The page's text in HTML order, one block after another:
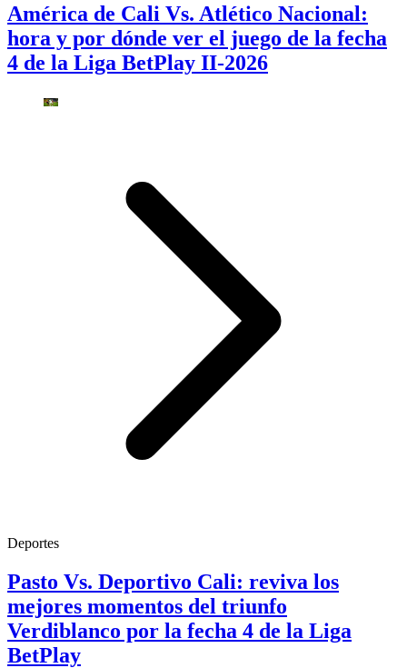
América de Cali Vs. Atlético Nacional:
hora y por dónde ver el juego de la fecha
4 de la Liga BetPlay II-2026
Deportes
Pasto Vs. Deportivo Cali: reviva los
mejores momentos del triunfo
Verdiblanco por la fecha 4 de la Liga
BetPlay